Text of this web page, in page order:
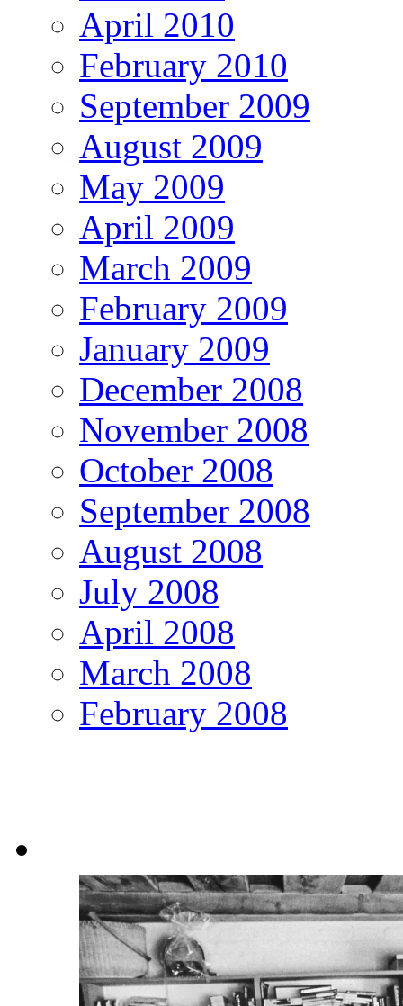
April 2010
February 2010
September 2009
August 2009
May 2009
April 2009
March 2009
February 2009
January 2009
December 2008
November 2008
October 2008
September 2008
August 2008
July 2008
April 2008
March 2008
February 2008